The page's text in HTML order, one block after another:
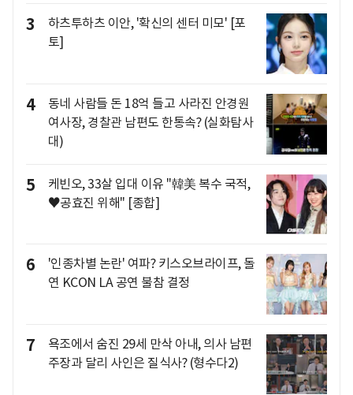
3
하츠투하츠 이안, '확신의 센터 미모' [포
토]
4
동네 사람들 돈 18억 들고 사라진 안경원
여사장, 경찰관 남편도 한통속? (실화탐사
대)
5
케빈오, 33살 입대 이유 "韓美 복수 국적,
♥공효진 위해" [종합]
6
'인종차별 논란' 여파? 키스오브라이프, 돌
연 KCON LA 공연 불참 결정
7
욕조에서 숨진 29세 만삭 아내, 의사 남편
주장과 달리 사인은 질식사? (형수다2)